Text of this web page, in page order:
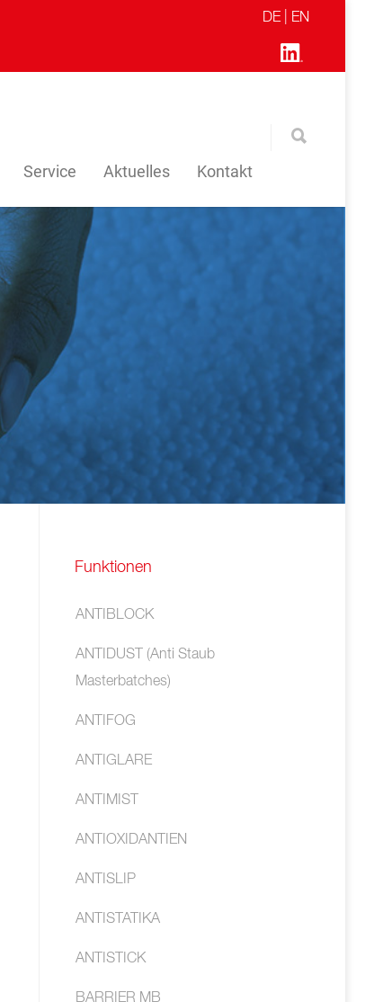
DE | EN
Service Aktuelles Kontakt
Funktionen
ANTIBLOCK
ANTIDUST (Anti Staub
Masterbatches)
ANTIFOG
ANTIGLARE
ANTIMIST
ANTIOXIDANTIEN
ANTISLIP
ANTISTATIKA
ANTISTICK
BARRIER MB